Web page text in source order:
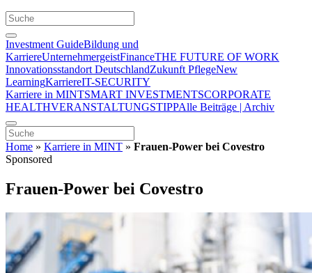
Investment GuideBildung und
KarriereUnternehmergeistFinanceTHE FUTURE OF WORK
Innovationsstandort DeutschlandZukunft PflegeNew
LearningKarriereIT-SECURITY
Karriere in MINTSMART INVESTMENTSCORPORATE
HEALTHVERANSTALTUNGSTIPPAlle Beiträge | Archiv
Home » Karriere in MINT » Frauen-Power bei Covestro
Sponsored
Frauen-Power bei Covestro